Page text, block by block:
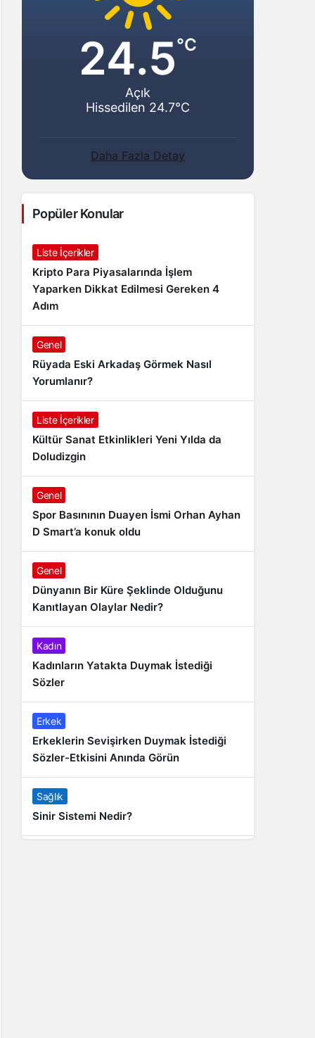
24.5°C
Açık
Hissedilen 24.7°C
Daha Fazla Detay
Popüler Konular
Liste İçerikler
Kripto Para Piyasalarında İşlem
Yaparken Dikkat Edilmesi Gereken 4
Adım
Genel
Rüyada Eski Arkadaş Görmek Nasıl
Yorumlanır?
Liste İçerikler
Kültür Sanat Etkinlikleri Yeni Yılda da
Doludizgin
Genel
Spor Basınının Duayen İsmi Orhan Ayhan
D Smart’a konuk oldu
Genel
Dünyanın Bir Küre Şeklinde Olduğunu
Kanıtlayan Olaylar Nedir?
Kadın
Kadınların Yatakta Duymak İstediği
Sözler
Erkek
Erkeklerin Sevişirken Duymak İstediği
Sözler-Etkisini Anında Görün
Sağlık
Sinir Sistemi Nedir?